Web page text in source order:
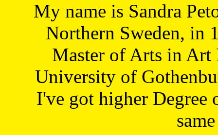
My name is Sandra
Northern Sweden, in
Master of Arts in Art
University of
I've got higher Degree